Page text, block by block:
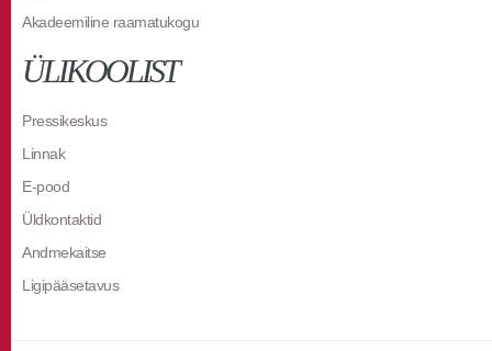
Akadeemiline raamatukogu
ÜLIKOOLIST
Pressikeskus
Linnak
E-pood
Üldkontaktid
Andmekaitse
Ligipääsetavus